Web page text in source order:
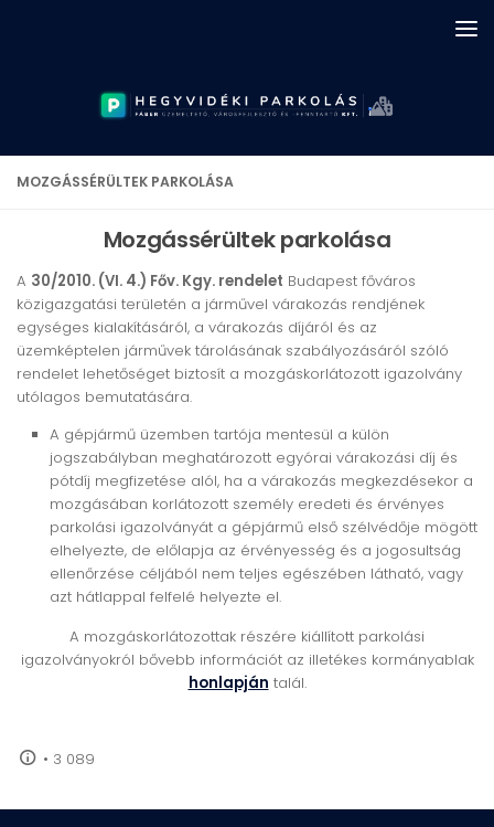
MOZGÁSSÉRÜLTEK PARKOLÁSA
Mozgássérültek parkolása
A 30/2010. (VI. 4.) Főv. Kgy. rendelet Budapest főváros
közigazgatási területén a járművel várakozás rendjének
egységes kialakításáról, a várakozás díjáról és az
üzemképtelen járművek tárolásának szabályozásáról szóló
rendelet lehetőséget biztosít a mozgáskorlátozott igazolvány
utólagos bemutatására.
A gépjármű üzemben tartója mentesül a külön
jogszabályban meghatározott egyórai várakozási díj és
pótdíj megfizetése alól, ha a várakozás megkezdésekor a
mozgásában korlátozott személy eredeti és érvényes
parkolási igazolványát a gépjármű első szélvédője mögött
elhelyezte, de előlapja az érvényesség és a jogosultság
ellenőrzése céljából nem teljes egészében látható, vagy
azt hátlappal felfelé helyezte el.
A mozgáskorlátozottak részére kiállított parkolási
igazolványokról bővebb információt az illetékes kormányablak
honlapján talál.
• 3 089